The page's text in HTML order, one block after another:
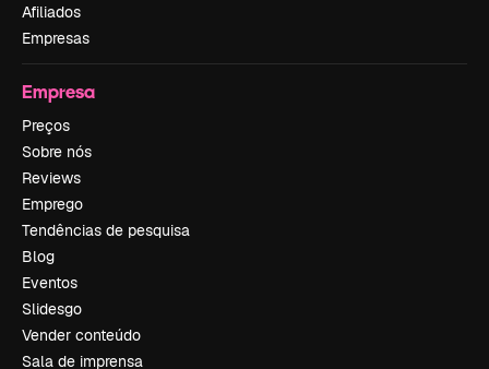
Afiliados
Empresas
Empresa
Preços
Sobre nós
Reviews
Emprego
Tendências de pesquisa
Blog
Eventos
Slidesgo
Vender conteúdo
Sala de imprensa